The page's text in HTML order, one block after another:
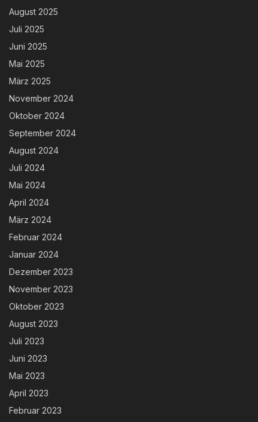
August 2025
Juli 2025
Juni 2025
Mai 2025
März 2025
November 2024
Oktober 2024
September 2024
August 2024
Juli 2024
Mai 2024
April 2024
März 2024
Februar 2024
Januar 2024
Dezember 2023
November 2023
Oktober 2023
August 2023
Juli 2023
Juni 2023
Mai 2023
April 2023
Februar 2023